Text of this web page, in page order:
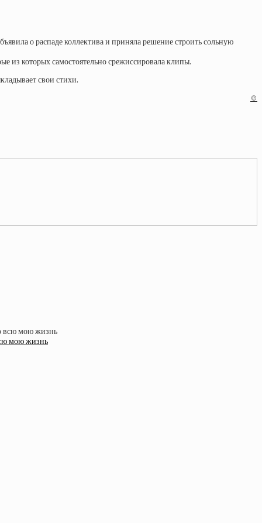
о распаде коллектива и приняла решение строить сольную
из которых самостоятельно срежиссировала клипы.
свои стихи.
©
мою жизнь